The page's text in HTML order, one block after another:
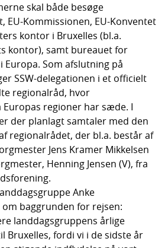
skal både besøge
EU-Kommissionen, EU-Konventet
kontor i Bruxelles (bl.a.
kontor), samt bureauet for
Som afslutning på
SSW-delegationen i et officielt
regionalråd, hvor
regioner har sæde. I
der planlagt samtaler med den
regionalrådet, der bl.a. består af
Jens Kramer Mikkelsen
Henning Jensen (V), fra
Anke
baggrunden for rejsen:
landdagsgruppens årlige
Bruxelles, fordi vi i de sidste år